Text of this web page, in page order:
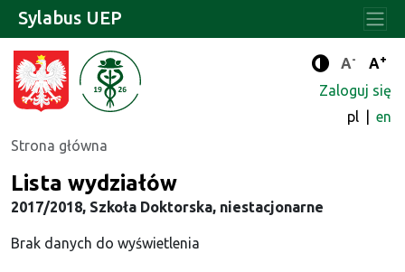
Tryb
A- A+
Zaloguj się
pl
en
Strona główna
Sylabus UEP
Lista wydziałów
2017/2018, Szkoła Doktorska, niestacjonarne
Brak danych do wyświetlenia